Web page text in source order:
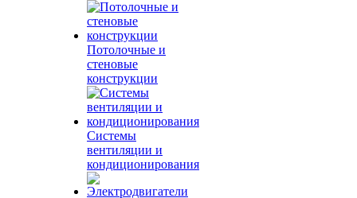
Потолочные и
стеновые
конструкции
Системы
вентиляции и
кондиционирования